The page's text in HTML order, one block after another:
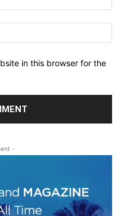
in this browser for the
-